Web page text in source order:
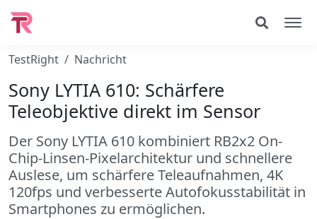
TestRight Nachricht
Sony LYTIA 610: Schärfere
Teleobjektive direkt im Sensor
Der Sony LYTIA 610 kombiniert RB2x2 On-
Chip-Linsen-Pixelarchitektur und schnellere
Auslese, um schärfere Teleaufnahmen, 4K
120fps und verbesserte Autofokusstabilität in
Smartphones zu ermöglichen.